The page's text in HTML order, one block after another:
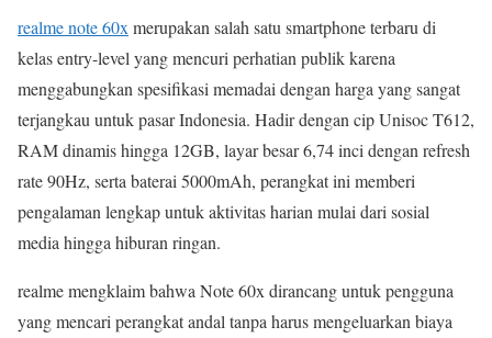
realme note 60x merupakan salah satu smartphone terbaru di
kelas entry-level yang mencuri perhatian publik karena
menggabungkan spesifikasi memadai dengan harga yang sangat
terjangkau untuk pasar Indonesia. Hadir dengan cip Unisoc T612,
RAM dinamis hingga 12GB, layar besar 6,74 inci dengan refresh
rate 90Hz, serta baterai 5000mAh, perangkat ini memberi
pengalaman lengkap untuk aktivitas harian mulai dari sosial
media hingga hiburan ringan.
realme mengklaim bahwa Note 60x dirancang untuk pengguna
yang mencari perangkat andal tanpa harus mengeluarkan biaya